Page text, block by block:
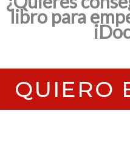
libro para
QUIERO